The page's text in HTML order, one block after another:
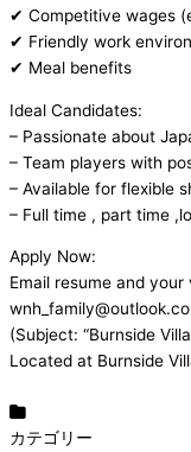
✔ Competitive wages
✔ Friendly work
✔ Meal benefits
Ideal Candidates:
– Passionate about
– Team players with
– Available for flexible
– Full time , part time
Apply Now:
Email resume and
(Subject: “Burnside
Located at Burnside
カテゴリー